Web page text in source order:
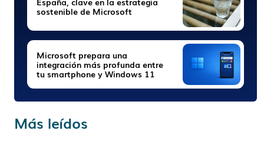
sostenible de Microsoft
Microsoft prepara una
integración más profunda entre
tu smartphone y Windows 11
Más leídos